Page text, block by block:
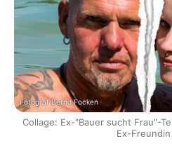
Fotograf Bernd Focken
Collage: Ex-"Bauer sucht Frau"-
Ex-